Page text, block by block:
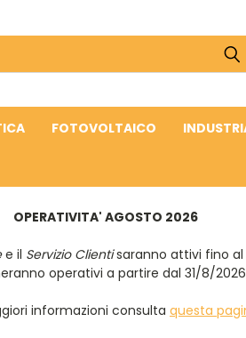
FOTOVOLTAICO
OPERATIVITA' AGOSTO 2026
e il Servizio Clientisaranno attivi fino
operativi a partire dal 31/8/
informazioni consulta questa